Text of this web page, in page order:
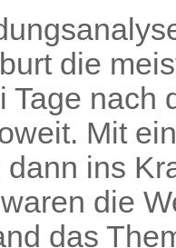
die
Tage nach
Mit
ins
die
das